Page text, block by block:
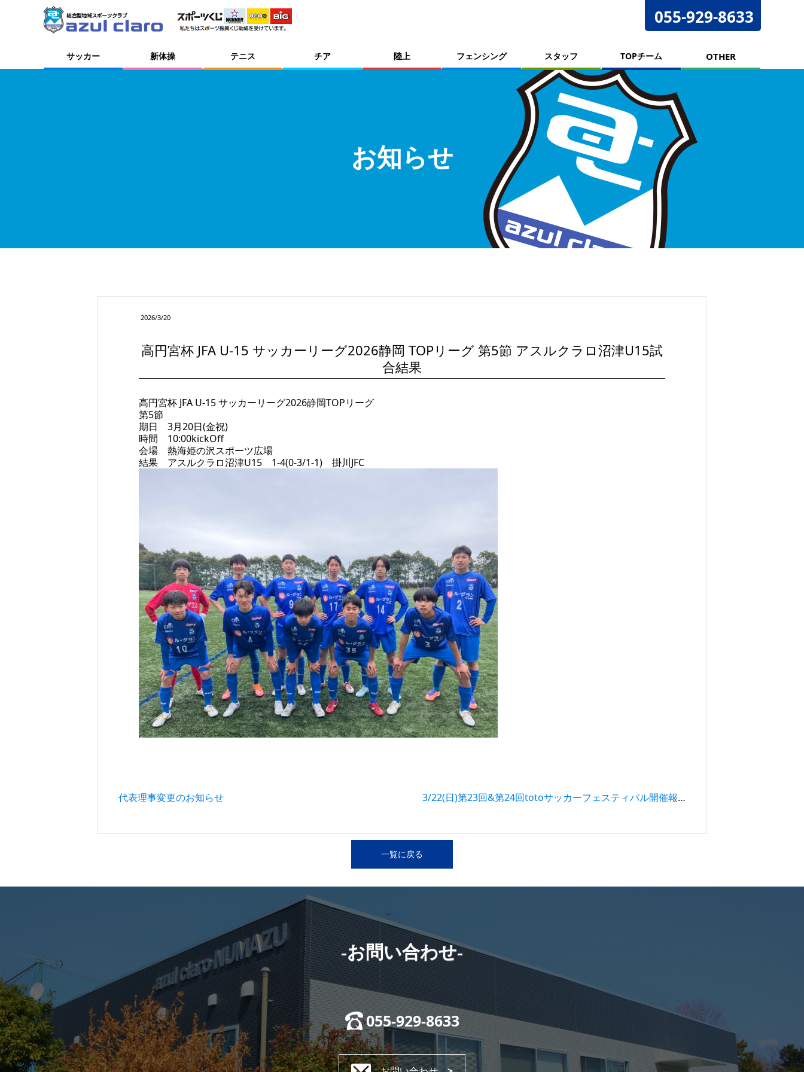
055-929-8633
サッカー 新体操 テニス チア 陸上 フェンシング スタッフ TOPチーム OTHER
お知らせ
2026/3/20
高円宮杯 JFA U-15 サッカーリーグ2026静岡 TOPリーグ 第5節 アスルクラロ沼津U15試
合結果
高円宮杯 JFA U-15 サッカーリーグ2026静岡TOPリーグ
第5節
期日 3月20日(金祝)
時間 10:00kickOff
会場 熱海姫の沢スポーツ広場
結果 アスルクラロ沼津U15 1-4(0-3/1-1) 掛川JFC
代表理事変更のお知らせ
3/22(日)第23回&第24回totoサッカーフェスティバル開催報告
一覧に戻る
-お問い合わせ-
055-929-8633